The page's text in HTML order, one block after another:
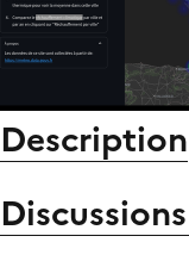
Description
Discussions